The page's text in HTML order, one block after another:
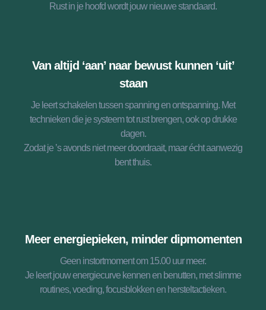
Rust in je hoofd wordt jouw nieuwe standaard.
Van altijd ‘aan’ naar bewust kunnen ‘uit’
staan
Je leert schakelen tussen spanning en ontspanning. Met
technieken die je systeem tot rust brengen, ook op drukke
dagen.
Zodat je ’s avonds niet meer doordraait, maar écht aanwezig
bent thuis.
Meer energiepieken, minder dipmomenten
Geen instortmoment om 15.00 uur meer.
Je leert jouw energiecurve kennen en benutten, met slimme
routines, voeding, focusblokken en hersteltactieken.